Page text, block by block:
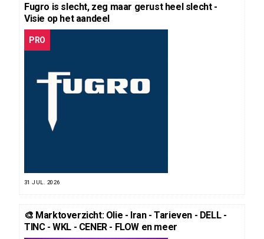
Fugro is slecht, zeg maar gerust heel slecht -
Visie op het aandeel
PRO
31 JUL. 2026
🎨 Marktoverzicht: Olie - Iran - Tarieven - DELL -
TINC - WKL - CENER - FLOW en meer